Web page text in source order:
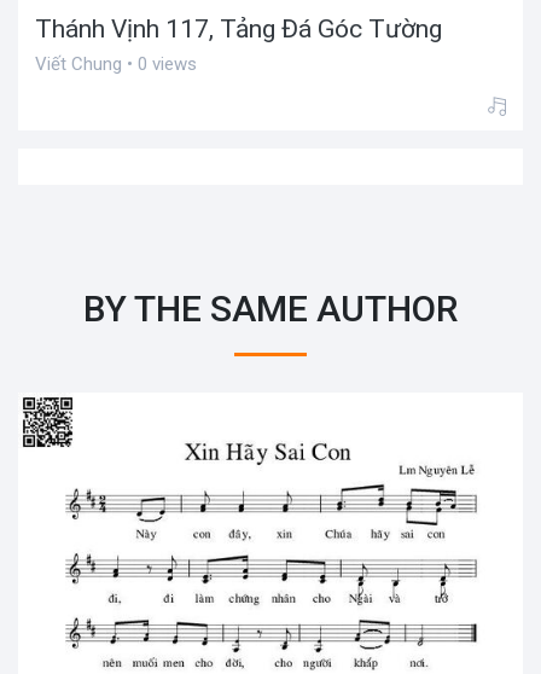
Thánh Vịnh 117, Tảng Đá Góc Tường
Viết Chung • 0 views
BY THE SAME AUTHOR